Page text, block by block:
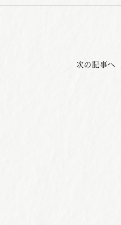
次の記事へ